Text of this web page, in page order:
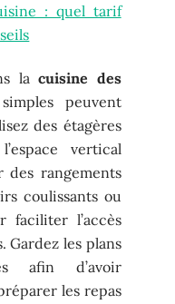
: quel tarif
lacuisine des
peuvent
des étagères
vertical
des rangements
coulissants ou
faciliter l’accès
Gardez les plans
afin d’avoir
les repas